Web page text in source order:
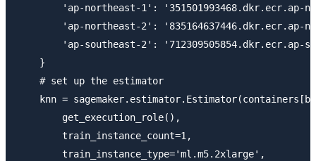
'ap-northeast-1': '351501993468.dkr.ecr.ap-
'ap-northeast-2': '835164637446.dkr.ecr.ap-
'ap-southeast-2': '712309505854.dkr.ecr.ap-
    }
    # set up the estimator
knn =
        get_execution_role(),
        train_instance_count=1,
        train_instance_type='ml.m5.2xlarge',